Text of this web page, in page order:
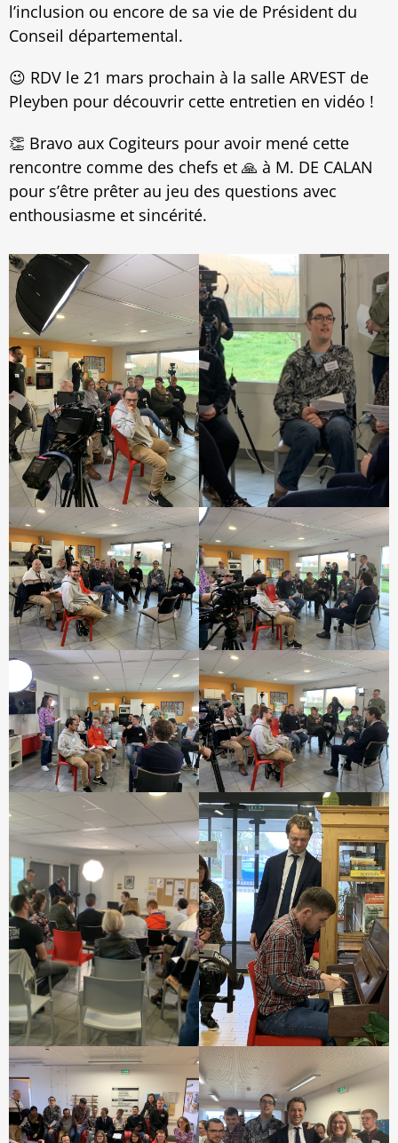
l’inclusion ou encore de sa vie de Président du
Conseil départemental.
😉 RDV le 21 mars prochain à la salle ARVEST de
Pleyben pour découvrir cette entretien en vidéo !
👏 Bravo aux Cogiteurs pour avoir mené cette
rencontre comme des chefs et 🙏 à M. DE CALAN
pour s’être prêter au jeu des questions avec
enthousiasme et sincérité.